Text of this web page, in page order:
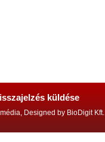
küldése
Designed by BioDigit Kft.